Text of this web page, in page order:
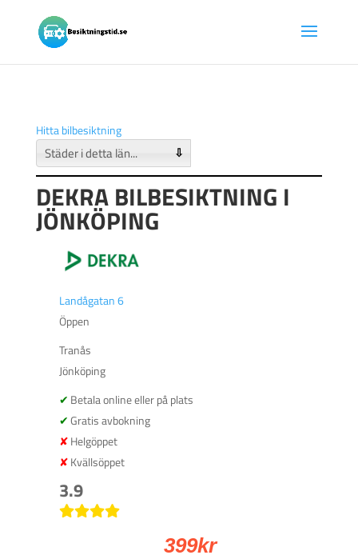
Hitta bilbesiktning
⇩
DEKRA BILBESIKTNING I
JÖNKÖPING
Landågatan 6
Öppen
Tranås
Jönköping
Betala online eller på plats
Gratis avbokning
Helgöppet
Kvällsöppet
3.9
399kr